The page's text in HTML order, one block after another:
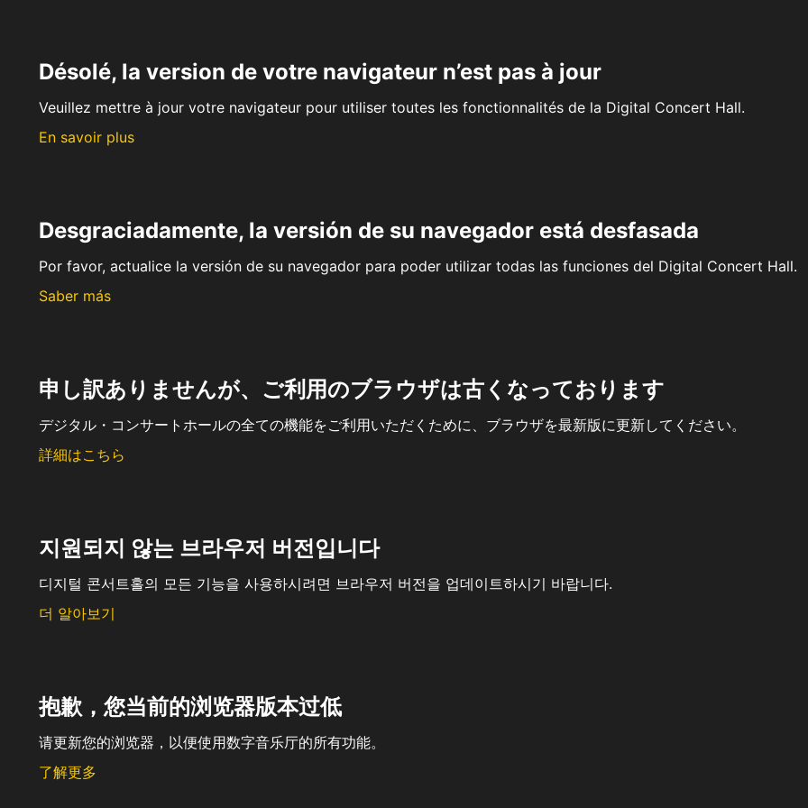
Désolé, la version de votre navigateur n’est pas à jour
Veuillez mettre à jour votre navigateur pour utiliser toutes les fonctionnalités de la Digital Concert Hall.
En savoir plus
Desgraciadamente, la versión de su navegador está desfasada
Por favor, actualice la versión de su navegador para poder utilizar todas las funciones del Digital Concert Hall.
Saber más
申し訳ありませんが、ご利用のブラウザは古くなっております
デジタル・コンサートホールの全ての機能をご利用いただくために、ブラウザを最新版に更新してください。
詳細はこちら
지원되지 않는 브라우저 버전입니다
디지털 콘서트홀의 모든 기능을 사용하시려면 브라우저 버전을 업데이트하시기 바랍니다.
더 알아보기
抱歉，您当前的浏览器版本过低
请更新您的浏览器，以便使用数字音乐厅的所有功能。
了解更多